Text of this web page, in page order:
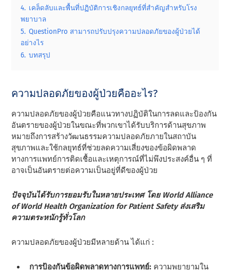
4. เคล็ดลับและพื้นที่ปฏิบัติการเชิงกลยุทธ์ที่สําคัญสําหรับโรง
พยาบาล
5. QuestionPro สามารถปรับปรุงความปลอดภัยของผู้ป่วยได้
อย่างไร
6. บทสรุป
ความปลอดภัยของผู้ป่วยคืออะไร?
ความปลอดภัยของผู้ป่วยคือแนวทางปฏิบัติในการลดและป้องกัน
อันตรายของผู้ป่วยในขณะที่พวกเขาได้รับบริการด้านสุขภาพ
หมายถึงการสร้างวัฒนธรรมความปลอดภัยภายในสถาบัน
สุขภาพและใช้กลยุทธ์ที่ช่วยลดความเสี่ยงของข้อผิดพลาด
ทางการแพทย์การติดเชื้อและเหตุการณ์ที่ไม่พึงประสงค์อื่น ๆ ที่
อาจเป็นอันตรายต่อความเป็นอยู่ที่ดีของผู้ป่วย
ปัจจุบันได้รับการยอมรับในหลายประเทศ โดย World Alliance
of World Health Organization for Patient Safety ส่งเสริม
ความตระหนักรู้ทั่วโลก
ความปลอดภัยของผู้ป่วยมีหลายด้าน ได้แก่ :
การป้องกันข้อผิดพลาดทางการแพทย์: ความพยายามใน